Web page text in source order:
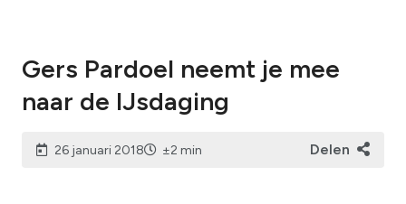
Gers Pardoel neemt je mee
naar de IJsdaging
26 januari 2018 ±2 min Delen